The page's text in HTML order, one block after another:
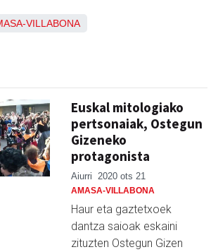
VILLABONA
Euskal mitologiako
pertsonaiak, Ostegun
Gizeneko
protagonista
Aiurri 2020 ots 21
AMASA-VILLABONA
Haur eta gaztetxoek
dantza saioak eskaini
zituzten Ostegun Gizen